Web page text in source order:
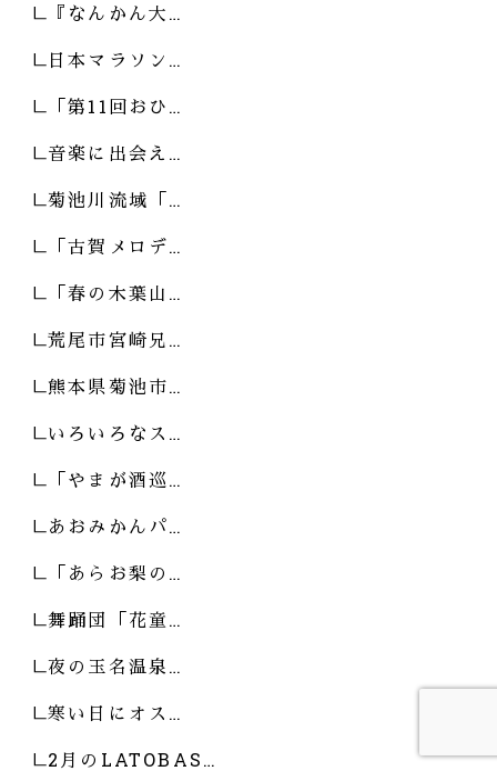
『なんかん大…
日本マラソン…
「第11回おひ…
音楽に出会え…
菊池川流域「…
「古賀メロデ…
「春の木葉山…
荒尾市宮崎兄…
熊本県菊池市…
いろいろなス…
「やまが酒巡…
あおみかんパ…
「あらお梨の…
舞踊団「花童…
夜の玉名温泉…
寒い日にオス…
2月のLATOBAS…